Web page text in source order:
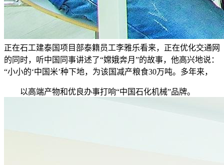
正在石工建泰国项目部泰籍员工李雅乐看来，正在优化交通网
的同时，听中国同事讲述了“嫦娥奔月”的故事，他高兴地说：
“小小的‘中国米’种下地，为该国减产粮食30万吨。多年来，
以高端产物和优良办事打响“中国石化机械”品牌。